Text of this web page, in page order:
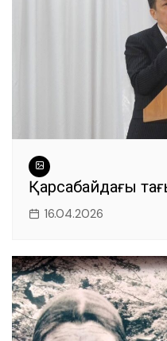
Қарсақбайдағы
16.04.2026